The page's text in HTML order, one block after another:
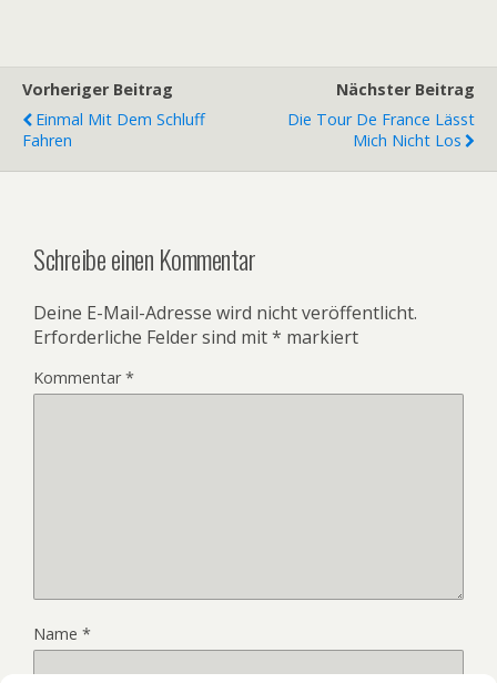
Vorheriger Beitrag
Einmal Mit Dem Schluff
Fahren
Nächster Beitrag
Die Tour De France Lässt
Mich Nicht Los
Schreibe einen Kommentar
Deine E-Mail-Adresse wird nicht veröffentlicht.
Erforderliche Felder sind mit* markiert
Kommentar*
Name *